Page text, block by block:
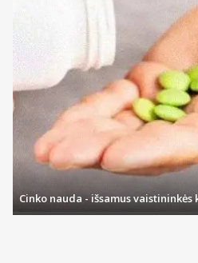
Cinko nauda - išsamus vaistininkės